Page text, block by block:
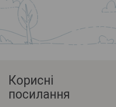
Корисні
посилання